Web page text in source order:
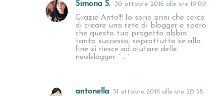
Simona S. 30 ottobre 2016 alle ore 19:09
Grazie Anto!!! Io sono anni che cerco
di creare una rete di blogger e spero
che questo tuo progetto abbia
tanto successo, soprattutto se alla
fine si riesce ad aiutare delle
neoblogger ^_^
antonella 31 ottobre 2016 alle ore 20:58